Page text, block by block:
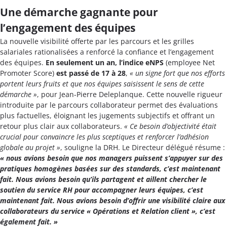
Une démarche gagnante pour
l’engagement des équipes
La nouvelle visibilité offerte par les parcours et les grilles
salariales rationalisées a renforcé la confiance et l’engagement
des équipes. En seulement un an, l’indice eNPS (employee Net
Promoter Score) est passé de 17 à 28, « un signe fort que nos efforts
portent leurs fruits et que nos équipes saisissent le sens de cette
démarche », pour Jean-Pierre Deleplanque. Cette nouvelle rigueur
introduite par le parcours collaborateur permet des évaluations
plus factuelles, éloignant les jugements subjectifs et offrant un
retour plus clair aux collaborateurs. « Ce besoin d’objectivité était
crucial pour convaincre les plus sceptiques et renforcer l’adhésion
globale au projet », souligne la DRH. Le Directeur délégué résume :
« nous avions besoin que nos managers puissent s’appuyer sur des
pratiques homogènes basées sur des standards, c’est maintenant
fait. Nous avions besoin qu’ils partagent et aillent chercher le
soutien du service RH pour accompagner leurs équipes, c’est
maintenant fait. Nous avions besoin d’offrir une visibilité claire aux
collaborateurs du service « Opérations et Relation client », c’est
également fait. »